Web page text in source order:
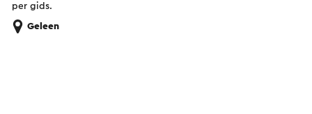
per gids.
Geleen